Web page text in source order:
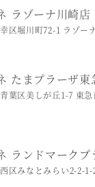
ラゾーナ川崎店
区堀川町72-1 ラゾー
たまプラーザ東
葉区美しが丘1-7 東
ランドマークプ
区みなとみらい2-2-